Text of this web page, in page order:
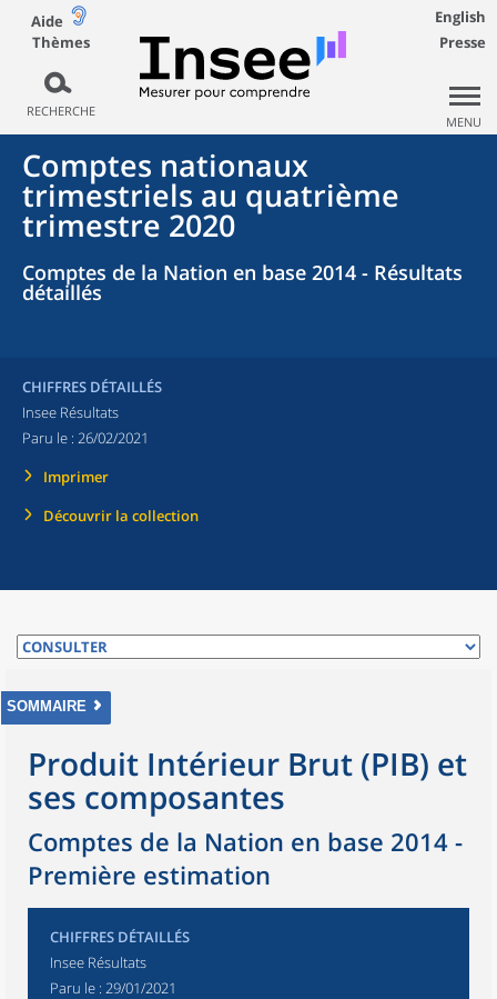
Aide
Thèmes
RECHERCHE
English
Presse
MENU
Comptes nationaux
trimestriels au quatrième
trimestre 2020
Comptes de la Nation en base 2014 - Résultats
détaillés
CHIFFRES DÉTAILLÉS
Insee Résultats
Paru le : 26/02/2021
Imprimer
Découvrir la collection
SOMMAIRE
Produit Intérieur Brut (PIB) et
ses composantes
Comptes de la Nation en base 2014 -
Première estimation
CHIFFRES DÉTAILLÉS
Insee Résultats
Paru le : 29/01/2021